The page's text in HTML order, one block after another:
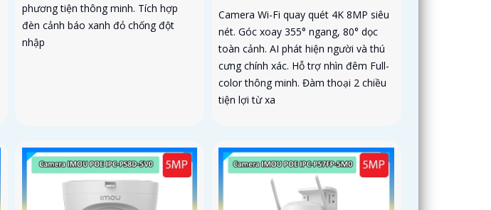
phương tiện thông minh. Tích hợp
đèn cảnh báo xanh đỏ chống đột
nhập
Camera Wi-Fi quay quét 4K 8MP siêu
nét. Góc xoay 355° ngang, 80° dọc
toàn cảnh. AI phát hiện người và thú
cưng chính xác. Hỗ trợ nhìn đêm Full-
color thông minh. Đàm thoại 2 chiều
tiện lợi từ xa